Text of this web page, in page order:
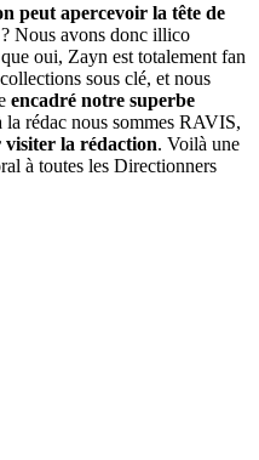
peut apercevoir la tête de
Nous avons donc illico
oui, Zayn est totalement fan
sous clé, et nous
encadré notre superbe
la rédac nous sommes RAVIS,
visiter la rédaction. Voilà une
à toutes les Directionners